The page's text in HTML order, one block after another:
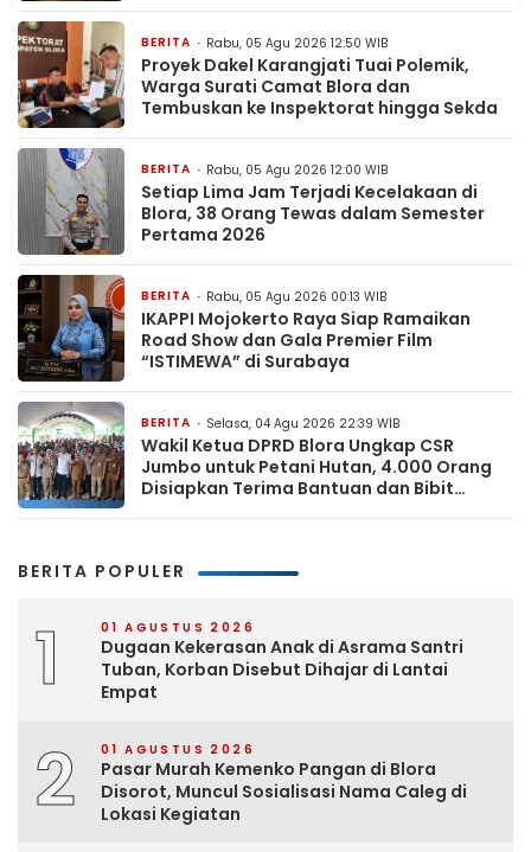
BERITA Rabu, 05 Agu 2026 12:50 WIB
Proyek Dakel Karangjati Tuai Polemik,
Warga Surati Camat Blora dan
Tembuskan ke Inspektorat hingga Sekda
BERITA Rabu, 05 Agu 2026 12:00 WIB
Setiap Lima Jam Terjadi Kecelakaan di
Blora, 38 Orang Tewas dalam Semester
Pertama 2026
BERITA Rabu, 05 Agu 2026 00:13 WIB
IKAPPI Mojokerto Raya Siap Ramaikan
Road Show dan Gala Premier Film
“ISTIMEWA” di Surabaya
BERITA Selasa, 04 Agu 2026 22:39 WIB
Wakil Ketua DPRD Blora Ungkap CSR
Jumbo untuk Petani Hutan, 4.000 Orang
Disiapkan Terima Bantuan dan Bibit
BERITA POPULER
1 01 AGUSTUS 2026
Dugaan Kekerasan Anak di Asrama Santri
Tuban, Korban Disebut Dihajar di Lantai
Empat
2 01 AGUSTUS 2026
Pasar Murah Kemenko Pangan di Blora
Disorot, Muncul Sosialisasi Nama Caleg di
Lokasi Kegiatan